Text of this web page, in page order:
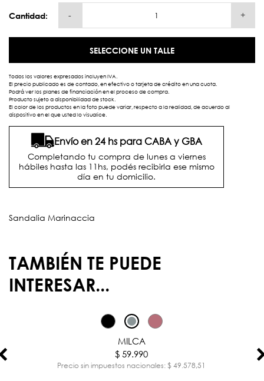
Cantidad: - +
SELECCIONE UN TALLE
Todos los valores expresados incluyen IVA.
El precio publicado es de contado, en efectivo o tarjeta de crédito en una cuota.
Podrá ver los planes de financiación en el proceso de compra.
Producto sujeto a disponibilidad de stock.
El color de los productos en la foto puede variar, respecto a la realidad, de acuerdo al
dispositivo en el que usted lo visualice.
Envío en 24 hs para CABA y GBA
Completando tu compra de lunes a viernes
hábiles hasta las 11hs, podés recibirla ese mismo
día en tu domicilio.
Sandalia Marinaccia
TAMBIÉN TE PUEDE
INTERESAR...
MILCA
$ 59.990
Precio sin impuestos nacionales: $ 49.578,51